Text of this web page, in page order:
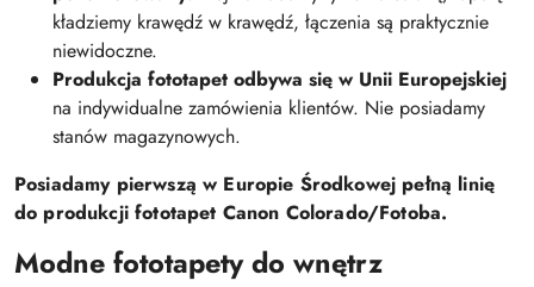
kładziemy krawędź w krawędź, łączenia są praktycznie
niewidoczne.
Produkcja fototapet odbywa się w Unii Europejskiej
na indywidualne zamówienia klientów. Nie posiadamy
stanów magazynowych.
Posiadamy pierwszą w Europie Środkowej pełną linię
do produkcji fototapet Canon Colorado/Fotoba.
Modne fototapety do wnętrz